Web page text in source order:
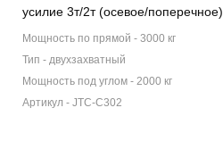
усилие 3т/2т (осевое/поперечное)
Мощность по прямой - 3000 кг
Тип - двухзахватный
Мощность под углом - 2000 кг
Артикул - JTC-C302